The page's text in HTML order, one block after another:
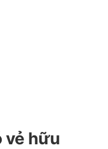
vẻ hữu